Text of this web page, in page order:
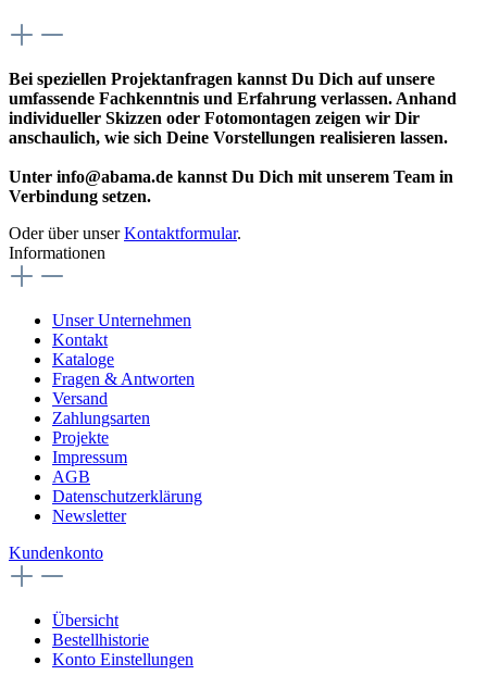
Bei speziellen Projektanfragen kannst Du Dich auf unsere
umfassende Fachkenntnis und Erfahrung verlassen. Anhand
individueller Skizzen oder Fotomontagen zeigen wir Dir
anschaulich, wie sich Deine Vorstellungen realisieren lassen.
Unter info@abama.de kannst Du Dich mit unserem Team in
Verbindung setzen.
Oder über unserKontaktformular.
Informationen
Unser Unternehmen
Kontakt
Kataloge
Fragen & Antworten
Versand
Zahlungsarten
Projekte
Impressum
AGB
Datenschutzerklärung
Newsletter
Kundenkonto
Übersicht
Bestellhistorie
Konto Einstellungen